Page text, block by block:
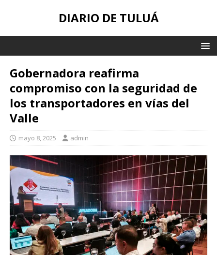
DIARIO DE TULUÁ
Gobernadora reafirma
compromiso con la seguridad de
los transportadores en vías del
Valle
mayo 8, 2025 admin